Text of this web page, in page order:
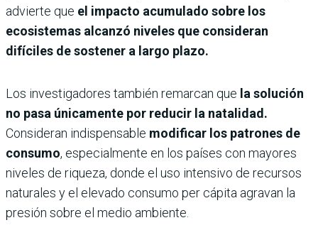
advierte que el impacto acumulado sobre los
ecosistemas alcanzó niveles que consideran
difíciles de sostener a largo plazo.
Los investigadores también remarcan que la solución
no pasa únicamente por reducir la natalidad.
Consideran indispensable modificar los patrones de
consumo, especialmente en los países con mayores
niveles de riqueza, donde el uso intensivo de recursos
naturales y el elevado consumo per cápita agravan la
presión sobre el medio ambiente.